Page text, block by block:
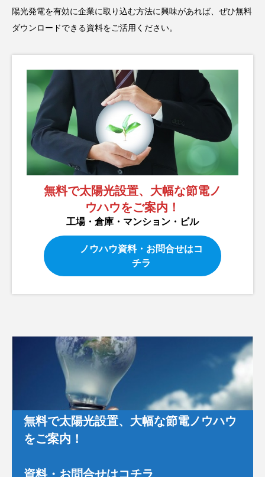
陽光発電を有効に企業に取り込む方法に興味があれば、ぜひ無料
ダウンロードできる資料をご活用ください。
無料で太陽光設置、大幅な節電ノ
ウハウをご案内！
工場・倉庫・マンション・ビル
ノウハウ資料・お問合せはコ
チラ
無料で太陽光設置、大幅な節電ノウハウ
をご案内！
資料・お問合せはコチラ